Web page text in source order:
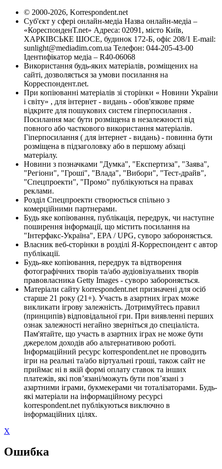
© 2000-2026, Korrespondent.net
Суб'єкт у сфері онлайн-медіа Назва онлайн-медіа –
«КореспонденТ.net» Адреса: 02091, місто Київ,
ХАРКІВСЬКЕ ШОСЕ, будинок 172-Б, офіс 208/1 E-mail:
sunlight@mediadim.com.ua Телефон: 044-205-43-00
Ідентифікатор медіа – R40-06068
Використання будь-яких матеріалів, розміщених на
сайті, дозволяється за умови посилання на
Корреспондент.net.
При копіюванні матеріалів зі сторінки « Новини України
і світу» , для інтернет - видань - обов'язкове пряме
відкрите для пошукових систем гіперпосилання .
Посилання має бути розміщена в незалежності від
повного або часткового використання матеріалів.
Гіперпосилання ( для інтернет - видань) - повинна бути
розміщена в підзаголовку або в першому абзаці
матеріалу.
Новини з позначками "Думка", "Експертиза", "Заява",
"Регіони", "Гроші", "Влада", "Вибори", "Тест-драйв",
"Спецпроекти", "Промо" публікуються на правах
реклами.
Розділ Спецпроекти створюється спільно з
комерційними партнерами.
Будь яке копіювання, публікація, передрук, чи наступне
поширення інформації, що містить посилання на
"Інтерфакс-Україна", EPA / UPG, суворо забороняється.
Власник веб-сторінки в розділі Я-Корреспондент є автор
публікації.
Будь-яке копіювання, передрук та відтворення
фотографічних творів та/або аудіовізуальних творів
правовласника Getty Images - суворо забороняється.
Матеріали сайту korrespondent.net призначені для осіб
старше 21 року (21+). Участь в азартних іграх може
викликати ігрову залежність. Дотримуйтесь правил
(принципів) відповідальної гри. При виявленні перших
ознак залежності негайно зверніться до спеціаліста.
Пам'ятайте, що участь в азартних іграх не може бути
джерелом доходів або альтернативою роботі.
Інформаційний ресурс korrespondent.net не проводить
ігри на реальні та/або віртуальні гроші, також сайт не
приймає ні в якій формі оплату ставок та інших
платежів, які пов’язані/можуть бути пов’язані з
азартними іграми, букмекерами чи тоталізаторами. Будь-
які матеріали на інформаційному ресурсі
korrespondent.net публікуються виключно в
інформаційних цілях.
X
Ошибка